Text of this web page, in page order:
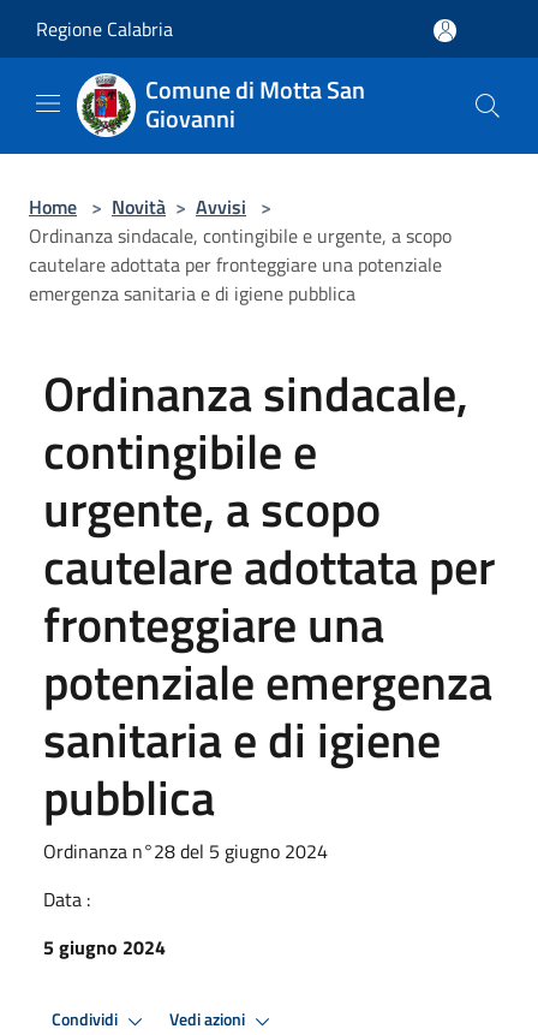
Regione Calabria
Comune di Motta San
Giovanni
Home > Novità > Avvisi >
Ordinanza sindacale, contingibile e urgente, a scopo
cautelare adottata per fronteggiare una potenziale
emergenza sanitaria e di igiene pubblica
Ordinanza sindacale,
contingibile e
urgente, a scopo
cautelare adottata per
fronteggiare una
potenziale emergenza
sanitaria e di igiene
pubblica
Ordinanza n°28 del 5 giugno 2024
Data :
5 giugno 2024
Condividi Vedi azioni